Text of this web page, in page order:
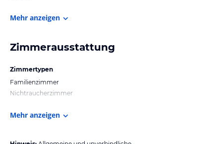
Mehr anzeigen
Zimmerausstattung
Zimmertypen
Familienzimmer
Nichtraucherzimmer
Mehr anzeigen